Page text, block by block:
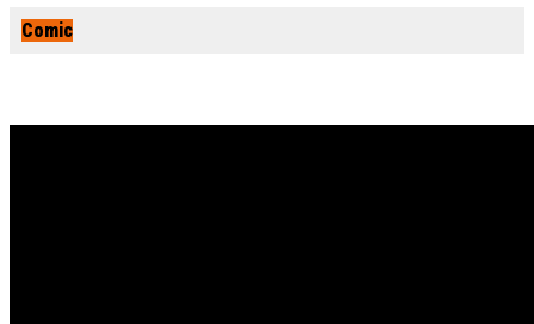
Comic